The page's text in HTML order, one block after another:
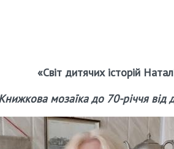
«Світ дитячих історій
мозаїка до 70-річчя від